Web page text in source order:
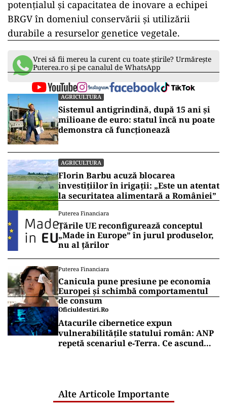
potențialul și capacitatea de inovare a echipei
BRGV în domeniul conservării și utilizării
durabile a resurselor genetice vegetale.
Vrei să fii mereu la curent cu toate știrile? Urmărește
Puterea.ro și pe canalul de WhatsApp
AGRICULTURA
Sistemul antigrindină, după 15 ani și
milioane de euro: statul încă nu poate
demonstra că funcționează
AGRICULTURA
Florin Barbu acuză blocarea
investițiilor în irigații: „Este un atentat
la securitatea alimentară a României”
Puterea Financiara
Țările UE reconfigurează conceptul
„Made in Europe” în jurul produselor,
nu al țărilor
Puterea Financiara
Canicula pune presiune pe economia
Europei și schimbă comportamentul
de consum
Oficiuldestiri.ro
Atacurile cibernetice expun
vulnerabilitățile statului român: ANP
repetă scenariul e‑Terra. Ce ascund
Alte Articole Importante